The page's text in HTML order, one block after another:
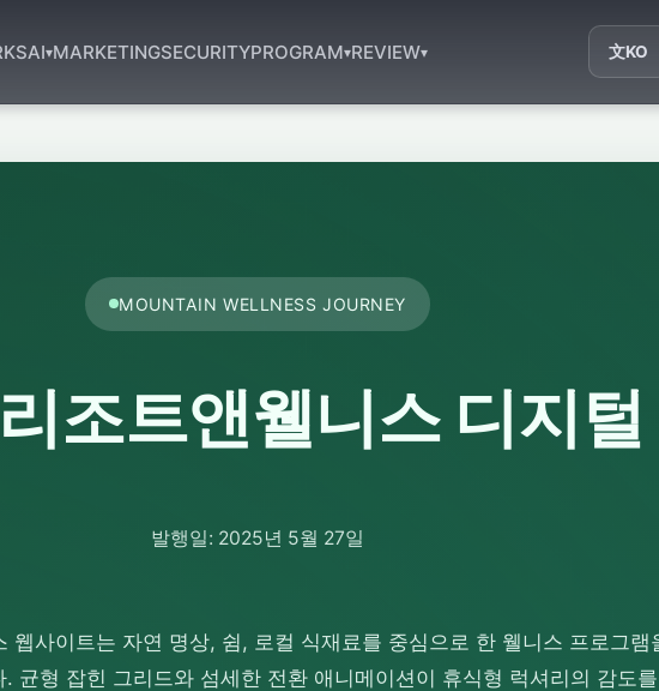
AI▾MARKETINGSECURITYPROGRAM▾REVIEW▾ 文KO
MOUNTAIN WELLNESS JOURNEY
조트앤웰니스 디지
발행일: 2025년 5월 27일
웹사이트는 자연 명상, 쉼, 로컬 식재료를 중심으로 한 웰니스 프로그램
균형 잡힌 그리드와 섬세한 전환 애니메이션이 휴식형 럭셔리의 감도